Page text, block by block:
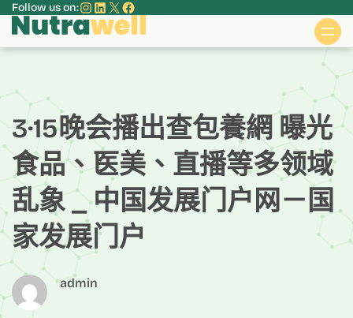
主
Follow us on:Instagram
LinkedIn
XFacebook
3·15晚会播出查包養網 曝光
食品、医美、直播等多领域
乱象 _ 中国发展门户网－国
家发展门户
admin